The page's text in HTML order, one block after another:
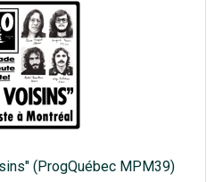
(ProgQuébec MPM39)